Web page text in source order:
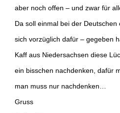
aber noch offen – und zwar für
Da soll einmal bei der
sich vorzüglich dafür – gegeben
Kaff aus Niedersachsen diese
ein bisschen nachdenken, dafür
man muss nur nachdenken…
Gruss